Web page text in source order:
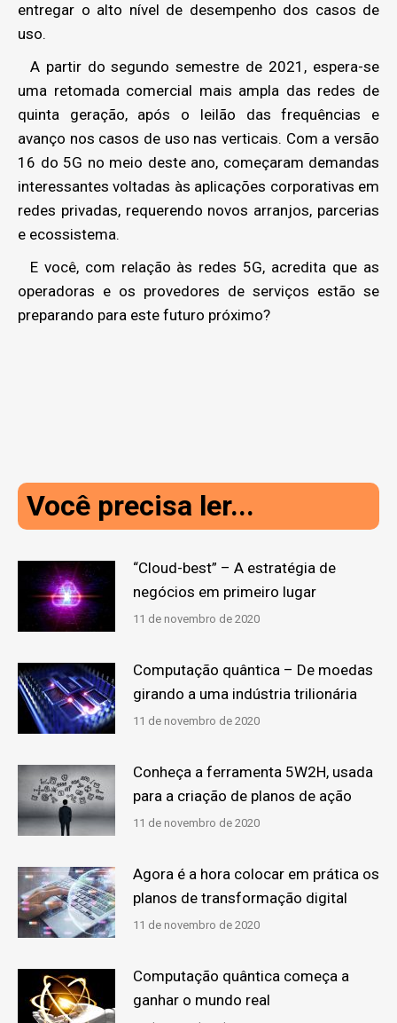
entregar o alto nível de desempenho dos casos de
uso.
A partir do segundo semestre de 2021, espera-se
uma retomada comercial mais ampla das redes de
quinta geração, após o leilão das frequências e
avanço nos casos de uso nas verticais. Com a versão
16 do 5G no meio deste ano, começaram demandas
interessantes voltadas às aplicações corporativas em
redes privadas, requerendo novos arranjos, parcerias
e ecossistema.
E você, com relação às redes 5G, acredita que as
operadoras e os provedores de serviços estão se
preparando para este futuro próximo?
Você precisa ler...
“Cloud-best” – A estratégia de
negócios em primeiro lugar
11 de novembro de 2020
Computação quântica – De moedas
girando a uma indústria trilionária
11 de novembro de 2020
Conheça a ferramenta 5W2H, usada
para a criação de planos de ação
11 de novembro de 2020
Agora é a hora colocar em prática os
planos de transformação digital
11 de novembro de 2020
Computação quântica começa a
ganhar o mundo real